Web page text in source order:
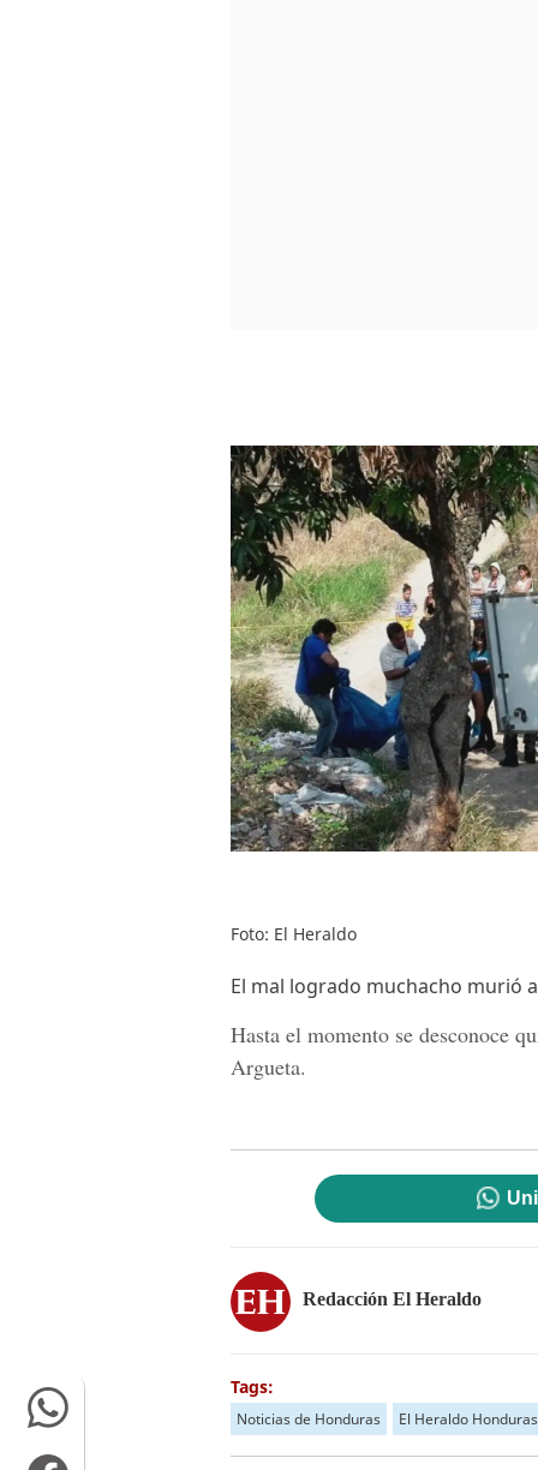
Foto: El Heraldo
El mal logrado muchacho murió
Hasta el momento se desconoce
Argueta.
Redacción El Heraldo
Tags:
Noticias de Honduras El Heraldo Honduras